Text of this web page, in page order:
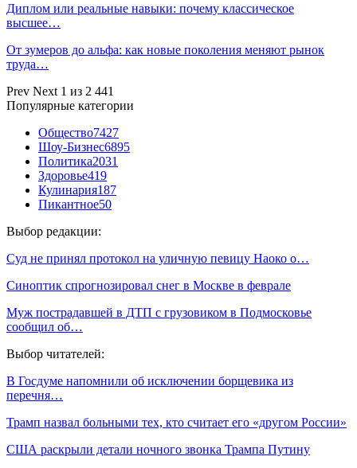
Диплом или реальные навыки: почему классическое
высшее…
От зумеров до альфа: как новые поколения меняют рынок
труда…
Prev Next 1 из 2 441
Популярные категории
Общество7427
Шоу-Бизнес6895
Политика2031
Здоровье419
Кулинария187
Пикантное50
Выбор редакции:
Суд не принял протокол на уличную певицу Наоко о…
Синоптик спрогнозировал снег в Москве в феврале
Муж пострадавшей в ДТП с грузовиком в Подмосковье
сообщил об…
Выбор читателей:
В Госдуме напомнили об исключении борщевика из
перечня…
Трамп назвал больными тех, кто считает его «другом России»
США раскрыли детали ночного звонка Трампа Путину